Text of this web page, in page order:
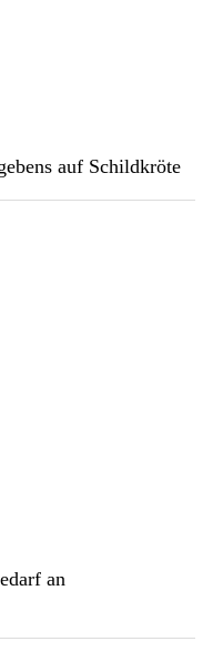
auf Schildkröte
an